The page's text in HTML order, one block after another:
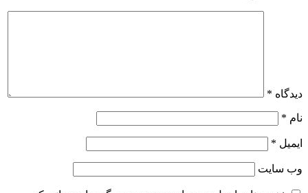
دیدگاه *
نام *
ایمیل *
وب‌ سایت